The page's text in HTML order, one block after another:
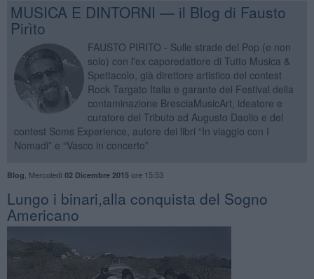
MUSICA E DINTORNI — il Blog di Fausto
Pirìto
FAUSTO PIRITO - Sulle strade del Pop (e non
solo) con l'ex caporedattore di Tutto Musica &
Spettacolo, già direttore artistico del contest
Rock Targato Italia e garante del Festival della
contaminazione BresciaMusicArt, ideatore e
curatore del Tributo ad Augusto Daolio e del
contest Soms Experience, autore dei libri “In viaggio con I
Nomadi” e “Vasco in concerto”
Blog Mercoledì 02 Dicembre 2015ore 15:53
​Lungo i binari,alla conquista del Sogno
Americano